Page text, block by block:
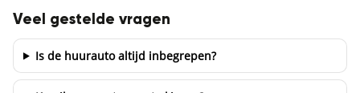
Veel gestelde vragen
Is de huurauto altijd inbegrepen?